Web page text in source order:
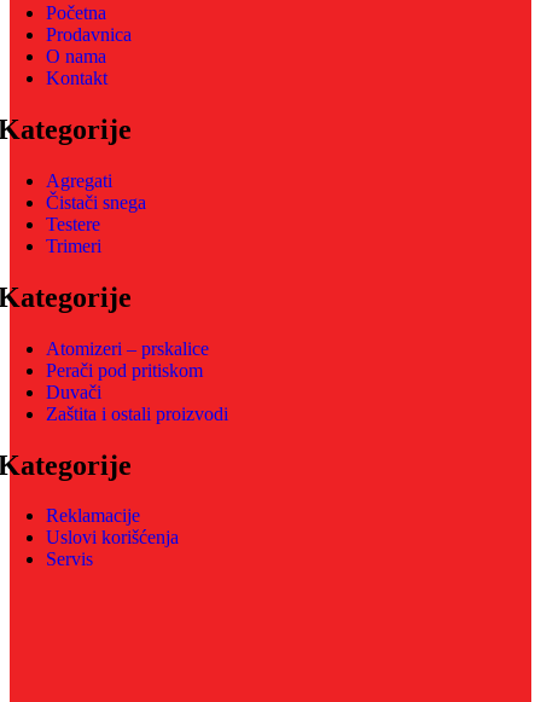
Početna
Prodavnica
O nama
Kontakt
Agregati
Čistači snega
Testere
Trimeri
Atomizeri – prskalice
Perači pod pritiskom
Duvači
Zaštita i ostali proizvodi
Reklamacije
Uslovi korišćenja
Servis